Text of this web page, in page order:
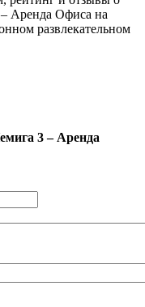
Аренда Офиса на
развлекательном
3 – Аренда